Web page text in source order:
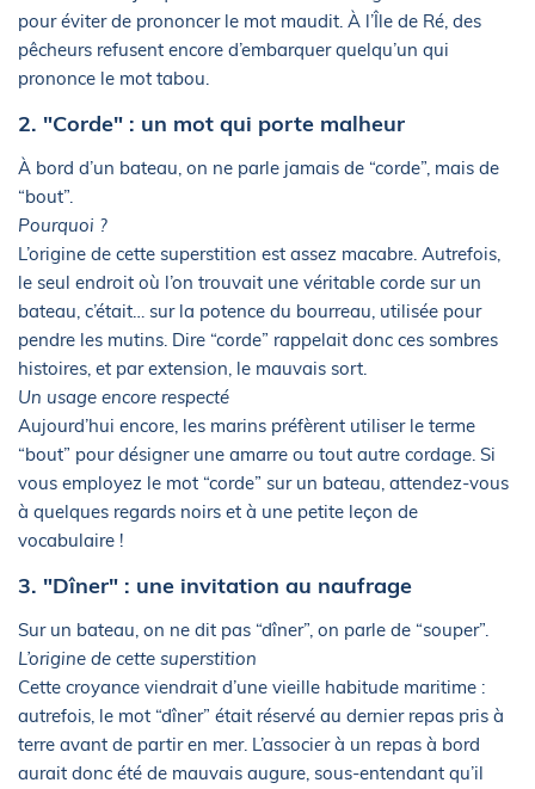
pour éviter de prononcer le mot maudit. À l’Île de Ré, des
pêcheurs refusent encore d’embarquer quelqu’un qui
prononce le mot tabou.
2. "Corde" : un mot qui porte malheur
À bord d’un bateau, on ne parle jamais de “corde”, mais de
“bout”.
Pourquoi ?
L’origine de cette superstition est assez macabre. Autrefois,
le seul endroit où l’on trouvait une véritable corde sur un
bateau, c’était… sur la potence du bourreau, utilisée pour
pendre les mutins. Dire “corde” rappelait donc ces sombres
histoires, et par extension, le mauvais sort.
Un usage encore respecté
Aujourd’hui encore, les marins préfèrent utiliser le terme
“bout” pour désigner une amarre ou tout autre cordage. Si
vous employez le mot “corde” sur un bateau, attendez-vous
à quelques regards noirs et à une petite leçon de
vocabulaire !
3. "Dîner" : une invitation au naufrage
Sur un bateau, on ne dit pas “dîner”, on parle de “souper”.
L’origine de cette superstition
Cette croyance viendrait d’une vieille habitude maritime :
autrefois, le mot “dîner” était réservé au dernier repas pris à
terre avant de partir en mer. L’associer à un repas à bord
aurait donc été de mauvais augure, sous-entendant qu’il